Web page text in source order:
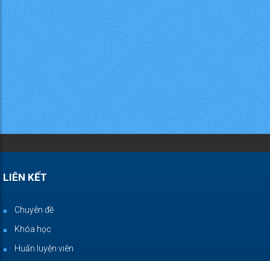
LIÊN KẾT
Chuyên đề
Khóa học
Huấn luyện viên